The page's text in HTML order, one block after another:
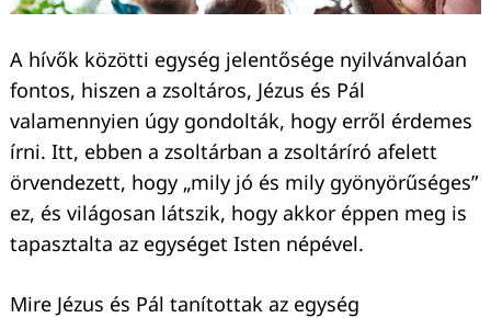
A hívők közötti egység jelentősége nyilvánvalóan
fontos, hiszen a zsoltáros, Jézus és Pál
valamennyien úgy gondolták, hogy erről érdemes
írni. Itt, ebben a zsoltárban a zsoltáríró afelett
örvendezett, hogy „mily jó és mily gyönyörűséges”
ez, és világosan látszik, hogy akkor éppen meg is
tapasztalta az egységet Isten népével.
Mire Jézus és Pál tanítottak az egység
Keresés: